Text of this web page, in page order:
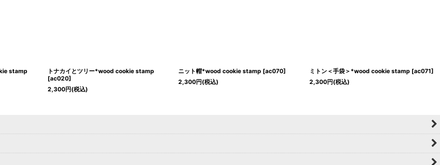
stamp
トナカイとツリー*wood cookie stamp
[ac020]
2,300円(税込)
ニット帽*wood cookie stamp [ac070]
2,300円(税込)
ミトン＜手袋＞*wood cookie stamp [ac071]
2,300円(税込)